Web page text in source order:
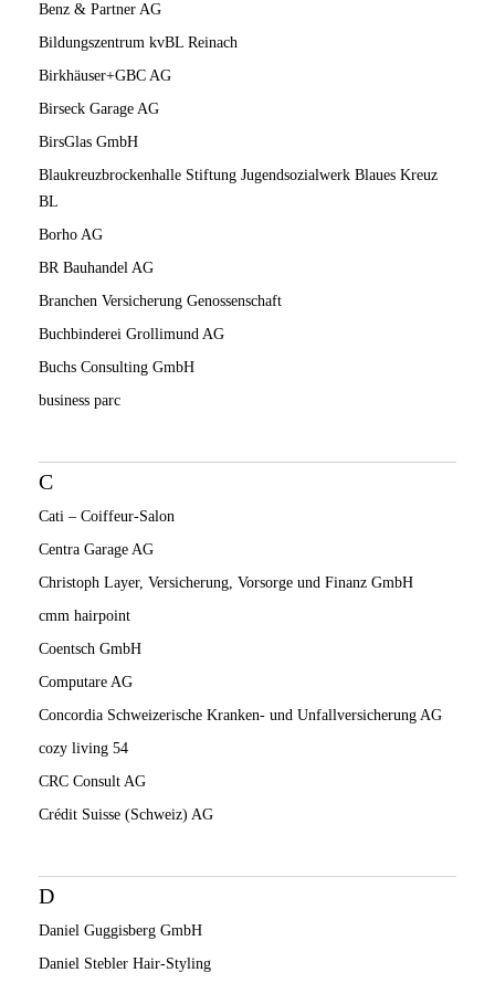
Benz & Partner AG
Bildungszentrum kvBL Reinach
Birkhäuser+GBC AG
Birseck Garage AG
BirsGlas GmbH
Blaukreuzbrockenhalle Stiftung Jugendsozialwerk Blaues Kreuz
BL
Borho AG
BR Bauhandel AG
Branchen Versicherung Genossenschaft
Buchbinderei Grollimund AG
Buchs Consulting GmbH
business parc
C
Cati – Coiffeur-Salon
Centra Garage AG
Christoph Layer, Versicherung, Vorsorge und Finanz GmbH
cmm hairpoint
Coentsch GmbH
Computare AG
Concordia Schweizerische Kranken- und Unfallversicherung AG
cozy living 54
CRC Consult AG
Crédit Suisse (Schweiz) AG
D
Daniel Guggisberg GmbH
Daniel Stebler Hair-Styling